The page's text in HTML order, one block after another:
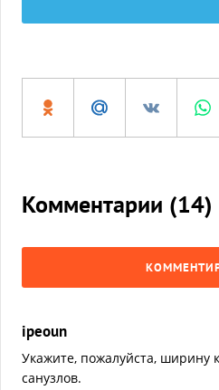
Комментарии (14)
ipeoun
Укажите, пожалуйста, ширину
санузлов.